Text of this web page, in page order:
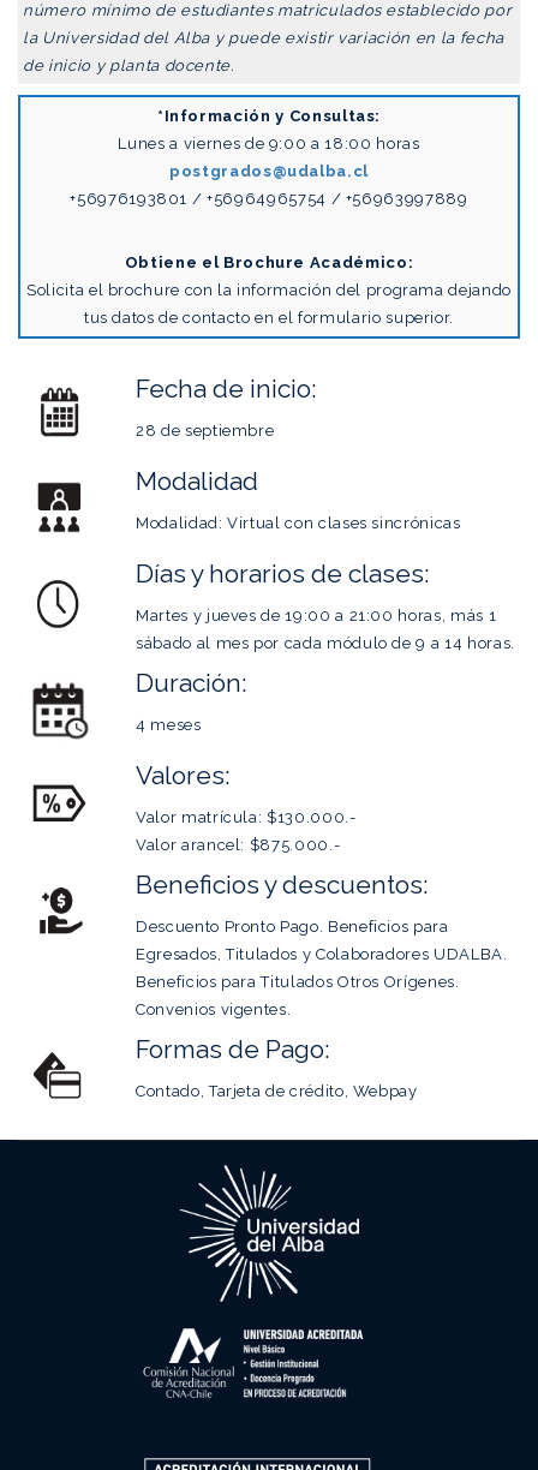
número mínimo de estudiantes matriculados establecido por
la Universidad del Alba y puede existir variación en la fecha
de inicio y planta docente.
*Información y Consultas:
Lunes a viernes de 9:00 a 18:00 horas
postgrados@udalba.cl
+56976193801 / +56964965754 / +56963997889
Obtiene el Brochure Académico:
Solicita el brochure con la información del programa dejando
tus datos de contacto en el formulario superior.
Fecha de inicio:
28 de septiembre
Modalidad
Modalidad: Virtual con clases sincrónicas
Días y horarios de clases:
Martes y jueves de 19:00 a 21:00 horas, más 1
sábado al mes por cada módulo de 9 a 14 horas.
Duración:
4 meses
Valores:
Valor matrícula: $130.000.-
Valor arancel: $875.000.-
Beneficios y descuentos:
Descuento Pronto Pago. Beneficios para
Egresados, Titulados y Colaboradores UDALBA.
Beneficios para Titulados Otros Orígenes.
Convenios vigentes.
Formas de Pago:
Contado, Tarjeta de crédito, Webpay